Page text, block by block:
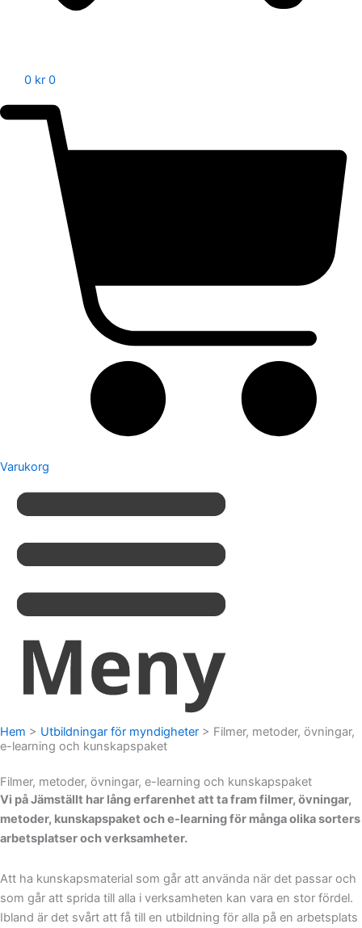
0 kr 0
Varukorg
Hem > Utbildningar för myndigheter > Filmer, metoder, övningar,
e-learning och kunskapspaket
Filmer, metoder, övningar, e-learning och kunskapspaket
Vi på Jämställt har lång erfarenhet att ta fram filmer, övningar,
metoder, kunskapspaket och e-learning för många olika sorters
arbetsplatser och verksamheter.
Att ha kunskapsmaterial som går att använda när det passar och
som går att sprida till alla i verksamheten kan vara en stor fördel.
Ibland är det svårt att få till en utbildning för alla på en arbetsplats